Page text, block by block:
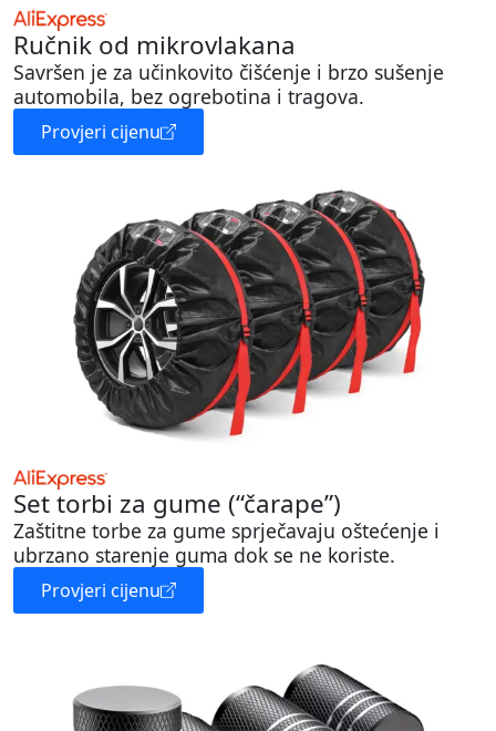
Ručnik od mikrovlakana
Savršen je za učinkovito čišćenje i brzo sušenje
automobila, bez ogrebotina i tragova.
Provjeri cijenu
Set torbi za gume (“čarape”)
Zaštitne torbe za gume sprječavaju oštećenje i
ubrzano starenje guma dok se ne koriste.
Provjeri cijenu